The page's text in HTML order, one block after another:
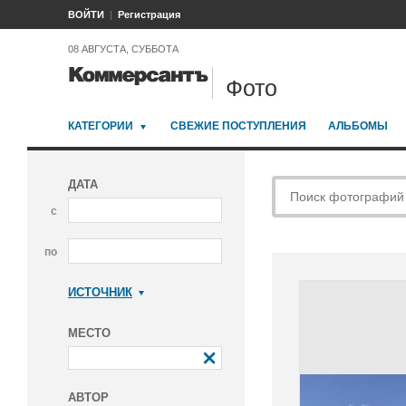
ВОЙТИ Регистрация
08 АВГУСТА, СУББОТА
Фото
КАТЕГОРИИ СВЕЖИЕ ПОСТУПЛЕНИЯ АЛЬБОМЫ
ДАТА
с
по
ИСТОЧНИК
МЕСТО
АВТОР